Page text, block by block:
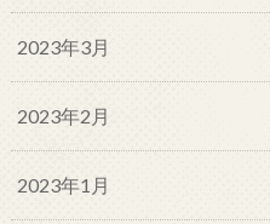
2023年3月
2023年2月
2023年1月